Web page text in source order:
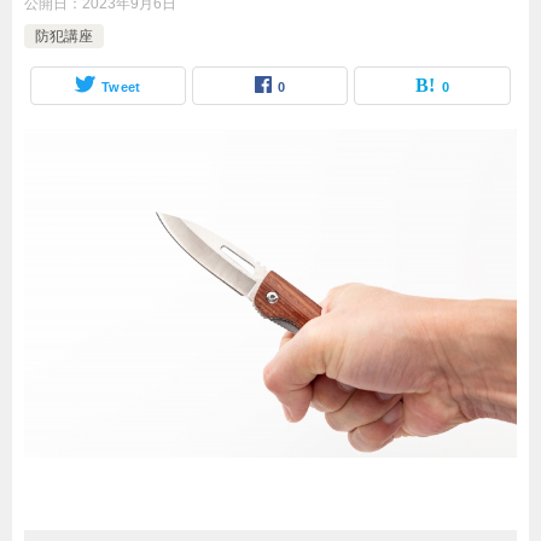
公開日： 2023年9月6日
防犯講座
Tweet 0 0